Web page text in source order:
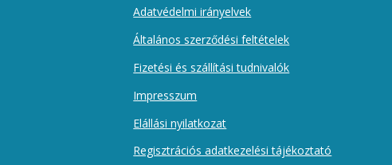
Adatvédelmi irányelvek
Általános szerződési feltételek
Fizetési és szállítási tudnivalók
Impresszum
Elállási nyilatkozat
Regisztrációs adatkezelési tájékoztató